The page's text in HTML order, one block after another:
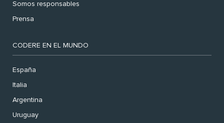
Somos responsables
Prensa
CODERE EN EL MUNDO
España
Italia
Argentina
Uruguay